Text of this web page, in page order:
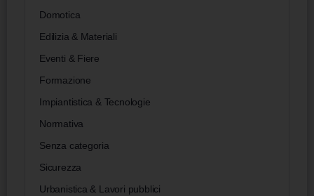
Domotica
Edilizia & Materiali
Eventi & Fiere
Formazione
Impiantistica & Tecnologie
Normativa
Senza categoria
Sicurezza
Urbanistica & Lavori pubblici